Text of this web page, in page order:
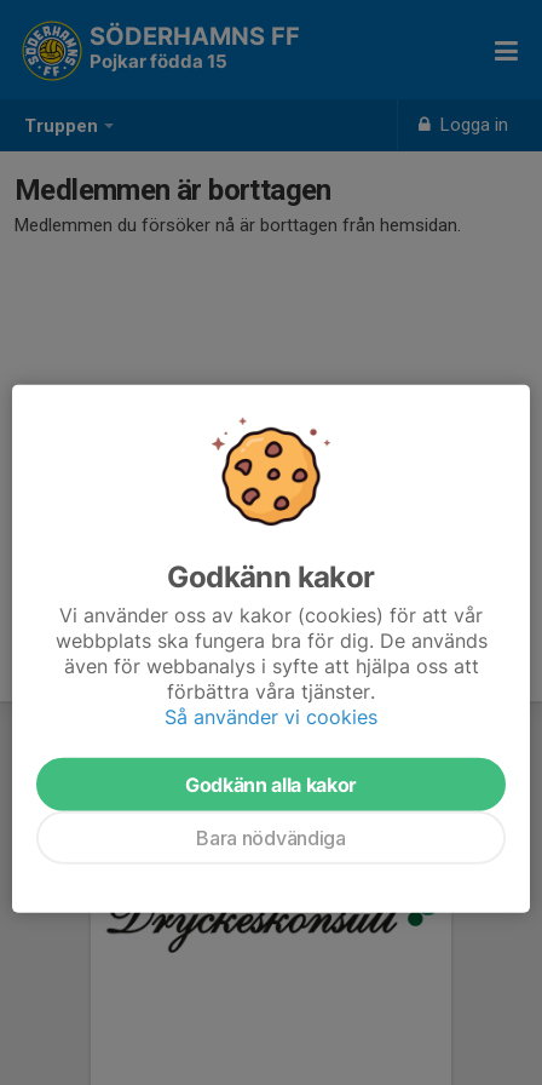
Truppen Logga in
SÖDERHAMNS FF
Pojkar födda 15
Medlemmen är borttagen
Medlemmen du försöker nå är borttagen från hemsidan.
Godkänn kakor
Vi använder oss av kakor (cookies) för att vår
webbplats ska fungera bra för dig. De används
även för webbanalys i syfte att hjälpa oss att
förbättra våra tjänster.
Så använder vi cookies
Godkänn alla kakor
Bara nödvändiga